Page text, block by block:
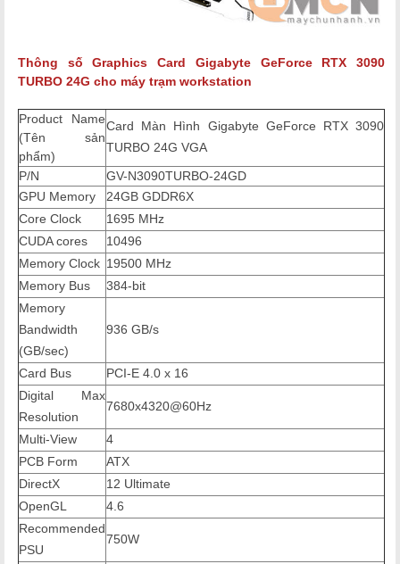
Thông số Graphics Card Gigabyte GeForce RTX 3090
TURBO 24G cho máy trạm workstation
Product Name
(Tên sản
phẩm)
Card Màn Hình Gigabyte GeForce RTX 3090
TURBO 24G VGA
P/N
GV-N3090TURBO-24GD
GPU Memory
24GB GDDR6X
Core Clock
1695 MHz
CUDA cores
10496
Memory Clock 19500 MHz
Memory Bus
384-bit
Memory
Bandwidth
(GB/sec)
9‎36 GB/s
Card Bus
PCI-E 4.0 x 16
Digital Max
Resolution
7‎680x4320@60Hz
Multi-View
4
PCB Form
ATX
DirectX
1‎2 Ultimate
OpenGL
4.6
Recommended
PSU
750W